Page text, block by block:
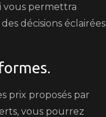
vous permettra
décisions éclairées
prix proposés par
vous pourrez